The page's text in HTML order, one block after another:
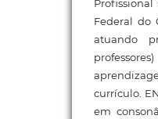
Federal do
atuando
currículo.
em